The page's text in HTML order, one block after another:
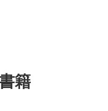
籍